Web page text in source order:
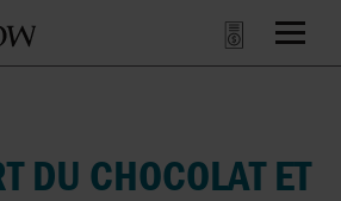
DU CHOCOLAT ET